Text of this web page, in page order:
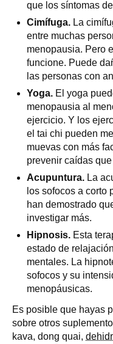
que los síntomas
Cimífuga. La
entre muchas
menopausia. Pero
funcione. Puede
las personas con
Yoga. El yoga
menopausia al
ejercicio. Y los
el tai chi pueden
muevas con más
prevenir caídas
Acupuntura. La
los sofocos a corto
han demostrado
investigar más.
Hipnosis. Esta
estado de
mentales. La
sofocos y su
menopáusicas.
Es posible que hayas
sobre otros
kava, dong quai,